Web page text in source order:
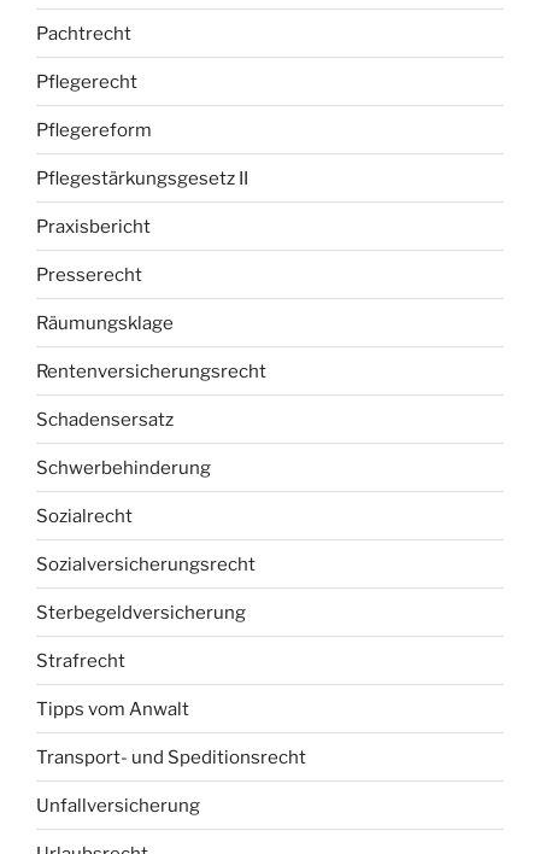
Pachtrecht
Pflegerecht
Pflegereform
Pflegestärkungsgesetz II
Praxisbericht
Presserecht
Räumungsklage
Rentenversicherungsrecht
Schadensersatz
Schwerbehinderung
Sozialrecht
Sozialversicherungsrecht
Sterbegeldversicherung
Strafrecht
Tipps vom Anwalt
Transport- und Speditionsrecht
Unfallversicherung